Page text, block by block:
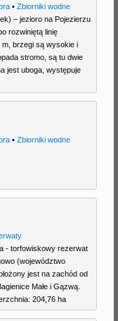
• Zbiorniki wodne
– jezioro na Pojezierzu
rozwiniętą linię
m, brzegi są wysokie i
stromo, są tu dwie
jest uboga, występuje
• Zbiorniki wodne
- torfowiskowy rezerwat
(województwo
jest na zachód od
Małe i Gązwą.
204,76 ha